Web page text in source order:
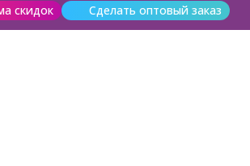
скидок Сделать оптовый заказ
валяния